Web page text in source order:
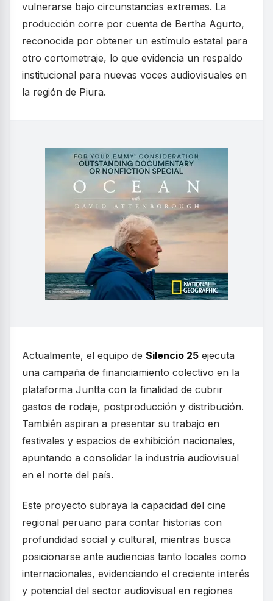
vulnerarse bajo circunstancias extremas. La
producción corre por cuenta de Bertha Agurto,
reconocida por obtener un estímulo estatal para
otro cortometraje, lo que evidencia un respaldo
institucional para nuevas voces audiovisuales en
la región de Piura.
Actualmente, el equipo de Silencio 25 ejecuta
una campaña de financiamiento colectivo en la
plataforma Juntta con la finalidad de cubrir
gastos de rodaje, postproducción y distribución.
También aspiran a presentar su trabajo en
festivales y espacios de exhibición nacionales,
apuntando a consolidar la industria audiovisual
en el norte del país.
Este proyecto subraya la capacidad del cine
regional peruano para contar historias con
profundidad social y cultural, mientras busca
posicionarse ante audiencias tanto locales como
internacionales, evidenciando el creciente interés
y potencial del sector audiovisual en regiones